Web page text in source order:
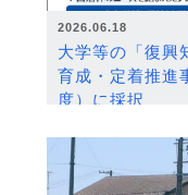
2026.06.18
大学等の「復興
育成・定着推進
度）に採択